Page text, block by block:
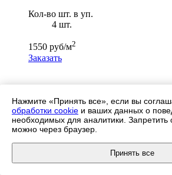
Кол-во шт. в уп.
4 шт.
1550 руб/м2
Заказать
Нажмите «Принять все», если вы
обработки cookie и ваших данных о
необходимых для аналитики. Запретить
можно через браузер.
Принять все